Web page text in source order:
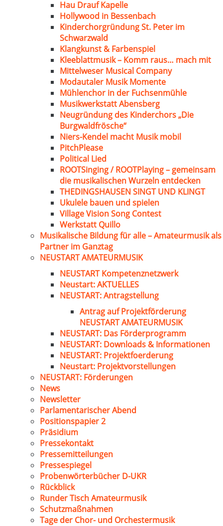
Hau Drauf Kapelle
Hollywood in Bessenbach
Kinderchorgründung St. Peter im
Schwarzwald
Klangkunst & Farbenspiel
Kleeblattmusik – Komm raus… mach mit
Mittelweser Musical Company
Modautaler Musik Momente
Mühlenchor in der Fuchsenmühle
Musikwerkstatt Abensberg
Neugründung des Kinderchors „Die
Burgwaldfrösche“
Niers-Kendel macht Musik mobil
PitchPlease
Political Lied
ROOTSinging / ROOTPlaying – gemeinsam
die musikalischen Wurzeln entdecken
THEDINGSHAUSEN SINGT UND KLINGT
Ukulele bauen und spielen
Village Vision Song Contest
Werkstatt Quillo
Musikalische Bildung für alle – Amateurmusik als
Partner im Ganztag
NEUSTART AMATEURMUSIK
NEUSTART Kompetenznetzwerk
Neustart: AKTUELLES
NEUSTART: Antragstellung
Antrag auf Projektförderung
NEUSTART AMATEURMUSIK
NEUSTART: Das Förderprogramm
NEUSTART: Downloads & Informationen
NEUSTART: Projektfoerderung
Neustart: Projektvorstellungen
NEUSTART: Förderungen
News
Newsletter
Parlamentarischer Abend
Positionspapier 2
Präsidium
Pressekontakt
Pressemitteilungen
Pressespiegel
Probenwörterbücher D-UKR
Rückblick
Runder Tisch Amateurmusik
Schutzmaßnahmen
Tage der Chor- und Orchestermusik